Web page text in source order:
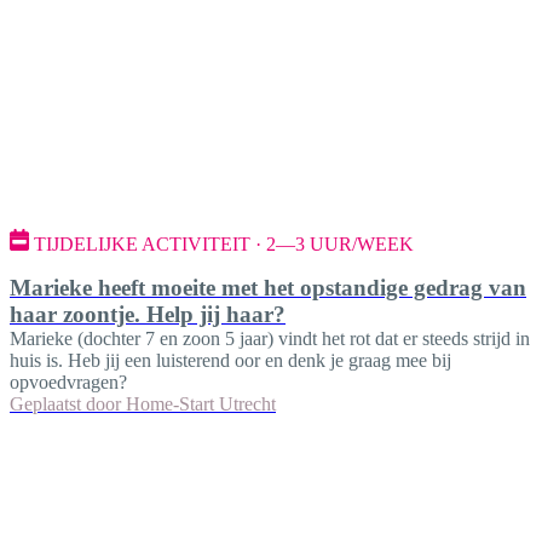
TIJDELIJKE ACTIVITEIT · 2—3 UUR/WEEK
Marieke heeft moeite met het opstandige gedrag van
haar zoontje. Help jij haar?
Marieke (dochter 7 en zoon 5 jaar) vindt het rot dat er steeds strijd in
huis is. Heb jij een luisterend oor en denk je graag mee bij
opvoedvragen?
Geplaatst door Home-Start Utrecht